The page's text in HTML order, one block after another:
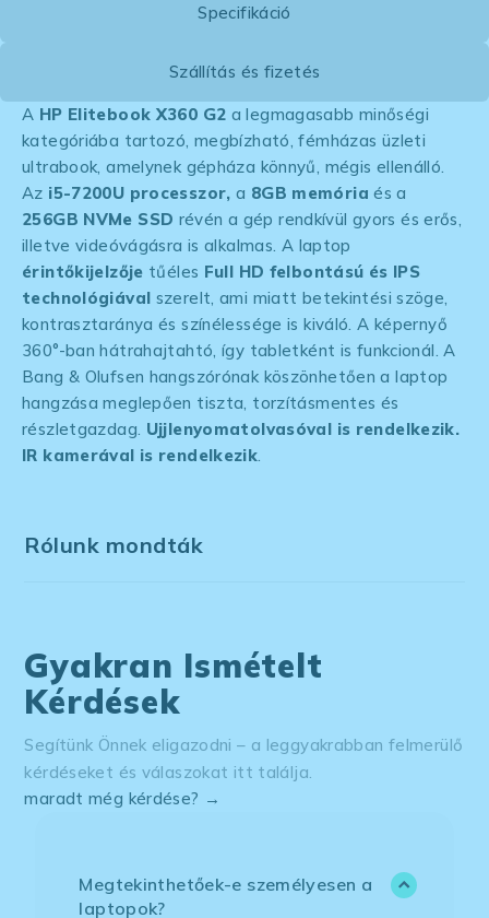
Specifikáció
Szállítás és fizetés
A HP Elitebook X360 G2 a legmagasabb minőségi
kategóriába tartozó, megbízható, fémházas üzleti
ultrabook, amelynek gépháza könnyű, mégis ellenálló.
Az i5-7200U processzor, a 8GB memória és a
256GB NVMe SSD révén a gép rendkívül gyors és erős,
illetve videóvágásra is alkalmas. A laptop
érintőkijelzője tűéles Full HD felbontású és IPS
technológiával szerelt, ami miatt betekintési szöge,
kontrasztaránya és színélessége is kiváló. A képernyő
360°-ban hátrahajtahtó, így tabletként is funkcionál. A
Bang & Olufsen hangszórónak köszönhetően a laptop
hangzása meglepően tiszta, torzításmentes és
részletgazdag. Ujjlenyomatolvasóval is rendelkezik.
IR kamerával is rendelkezik
Rólunk mondták
Gyakran Ismételt
Kérdések
Segítünk Önnek eligazodni – a leggyakrabban felmerülő
kérdéseket és válaszokat itt találja.
maradt még kérdése? →
Megtekinthetőek-e személyesen a
laptopok?